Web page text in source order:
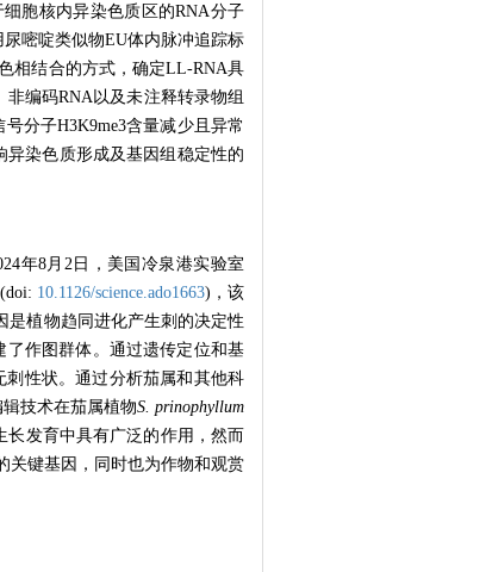
胞核内异染色质区的RNA分子
嘧啶类似物EU体内脉冲追踪标
相结合的方式，确定LL-RNA具
编码RNA以及未注释转录物组
分子H3K9me3含量减少且异常
染色质形成及基因组稳定性的
年8月2日，美国冷泉港实验室
10.1126/science.ado1663)，该
是植物趋同进化产生刺的决定性
了作图群体。通过遗传定位和基
性状。通过分析茄属和其他科
辑技术在茄属植物S. prinophyllum
发育中具有广泛的作用，然而
关键基因，同时也为作物和观赏